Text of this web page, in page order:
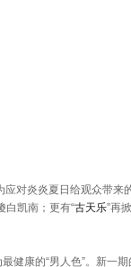
炎炎夏日给观众带来
白凯南；更有“古天乐”再
康的“男人色”。新一